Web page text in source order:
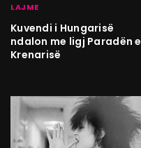
LAJME
Kuvendi i Hungarisë
ndalon me ligj Paradën e
Krenarisë